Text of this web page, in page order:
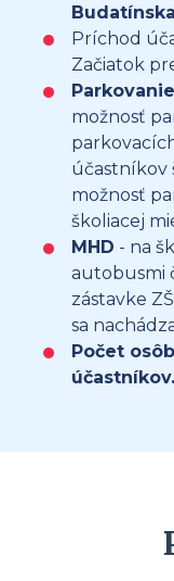
Príchod
Začiatok
Parkovanie
možnosť
účastníkov
možnosť
školiacej
MHD - na
autobusmi
zástavke
sa
Počet
účastníkov.